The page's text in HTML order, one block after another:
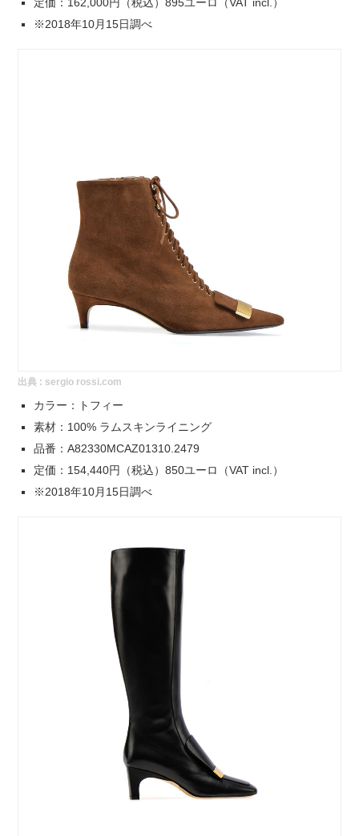
※2018年10月15日調べ
出典 : sergio rossi.com
カラー：トフィー
素材：100% ラムスキンライニング
品番：A82330MCAZ01310.2479
定価：154,440円（税込）850ユーロ（VAT incl.）
※2018年10月15日調べ